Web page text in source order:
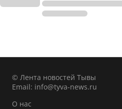
© Лента новостей Тывы
Email: info@tyva-news.ru
О нас